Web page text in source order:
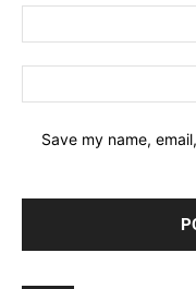
Save my name,